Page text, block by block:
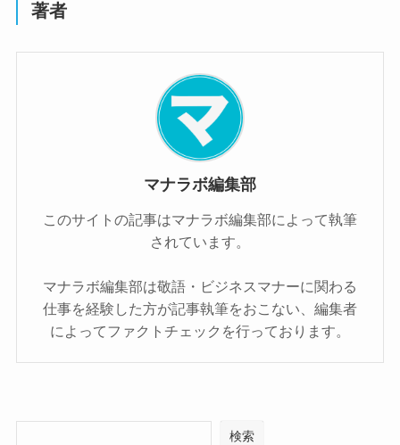
著者
マナラボ編集部
このサイトの記事はマナラボ編集部によって執筆
されています。
マナラボ編集部は敬語・ビジネスマナーに関わる
仕事を経験した方が記事執筆をおこない、編集者
によってファクトチェックを行っております。
検索